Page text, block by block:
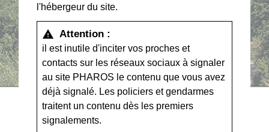
l'hébergeur du site.
warning Attention :
il est inutile d'inciter vos proches et
contacts sur les réseaux sociaux à signaler
au site PHAROS le contenu que vous avez
déjà signalé. Les policiers et gendarmes
traitent un contenu dès les premiers
signalements.